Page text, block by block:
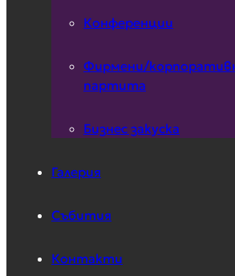
Конференции
Фирмени/
партита
Бизнес закуска
Галерия
Събития
Контакти